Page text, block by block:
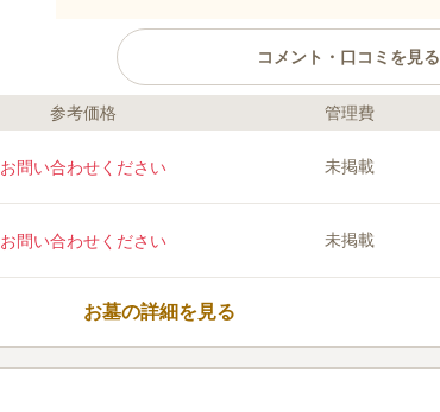
コメント・口コミを見る
口コミ評価
参考価格 管理費
お問い合わせください 未掲載
お問い合わせください 未掲載
お墓の詳細を見る